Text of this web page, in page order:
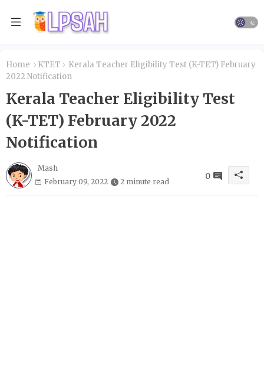
Home KTET
Kerala Teacher Eligibility Test (K-TET) February
2022 Notification
Kerala Teacher Eligibility Test
(K-TET) February 2022
Notification
Mash
February 09, 2022
2 minute read
0